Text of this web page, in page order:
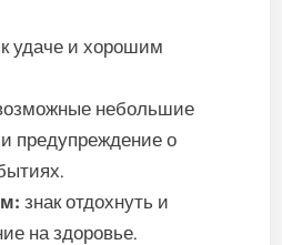
к удаче и хорошим
небольшие
предупреждение о
знак отдохнуть и
на здоровье.